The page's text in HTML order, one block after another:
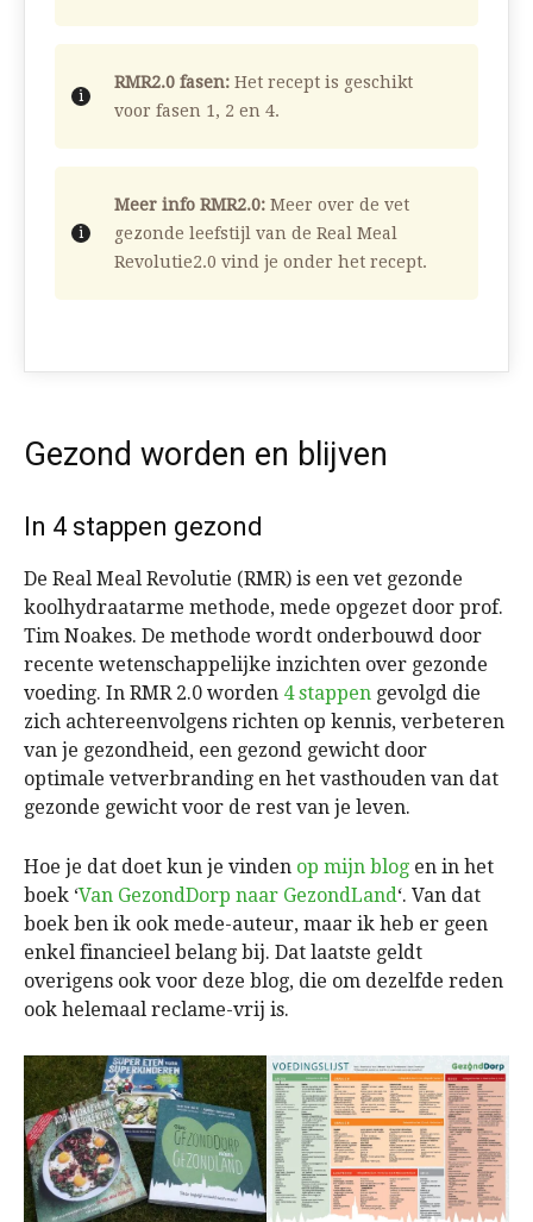
RMR2.0 fasen: Het recept is geschikt
voor fasen 1, 2 en 4.
Meer info RMR2.0: Meer over de vet
gezonde leefstijl van de Real Meal
Revolutie2.0 vind je onder het recept.
Gezond worden en blijven
In 4 stappen gezond
De Real Meal Revolutie (RMR) is een vet gezonde
koolhydraatarme methode, mede opgezet door prof.
Tim Noakes. De methode wordt onderbouwd door
recente wetenschappelijke inzichten over gezonde
voeding. In RMR 2.0 worden 4 stappen gevolgd die
zich achtereenvolgens richten op kennis, verbeteren
van je gezondheid, een gezond gewicht door
optimale vetverbranding en het vasthouden van dat
gezonde gewicht voor de rest van je leven.
Hoe je dat doet kun je vinden op mijn blog en in het
boek ‘Van GezondDorp naar GezondLand‘. Van dat
boek ben ik ook mede-auteur, maar ik heb er geen
enkel financieel belang bij. Dat laatste geldt
overigens ook voor deze blog, die om dezelfde reden
ook helemaal reclame-vrij is.